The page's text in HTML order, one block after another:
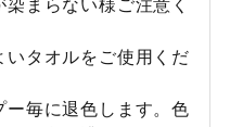
いタオルをご使用くだ
ー毎に退色します。色